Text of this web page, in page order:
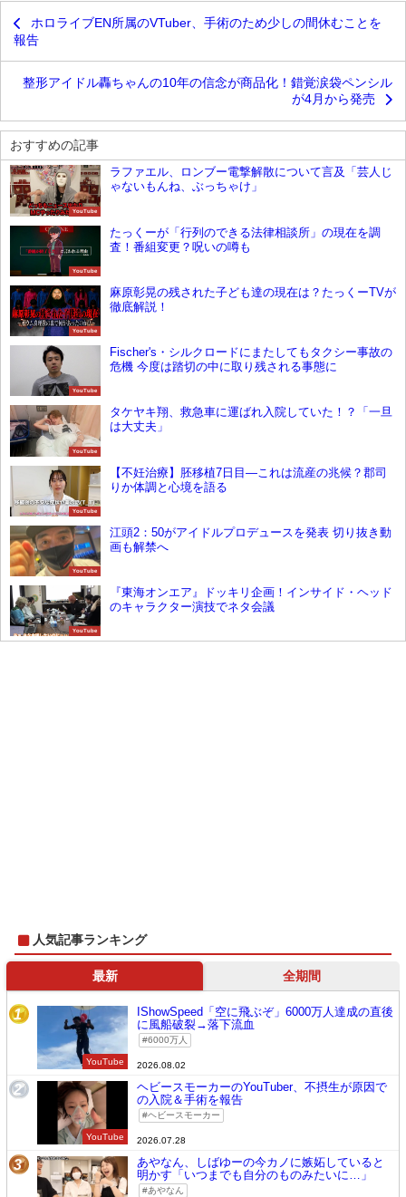
ホロライブEN所属のVTuber、手術のため少しの間休むことを
報告
整形アイドル轟ちゃんの10年の信念が商品化！錯覚涙袋ペンシル
が4月から発売
おすすめの記事
YouTube
ラファエル、ロンブー電撃解散について言及「芸人じ
ゃないもんね、ぶっちゃけ」
YouTube
たっくーが「行列のできる法律相談所」の現在を調
査！番組変更？呪いの噂も
YouTube
麻原彰晃の残された子ども達の現在は？たっくーTVが
徹底解説！
YouTube
Fischer's・シルクロードにまたしてもタクシー事故の
危機 今度は踏切の中に取り残される事態に
YouTube
タケヤキ翔、救急車に運ばれ入院していた！？「一旦
は大丈夫」
YouTube
【不妊治療】胚移植7日目―これは流産の兆候？郡司
りか体調と心境を語る
YouTube
江頭2：50がアイドルプロデュースを発表 切り抜き動
画も解禁へ
YouTube
『東海オンエア』ドッキリ企画！インサイド・ヘッド
のキャラクター演技でネタ会議
人気記事ランキング
最新 全期間
1
YouTube
IShowSpeed「空に飛ぶぞ」6000万人達成の直後
に風船破裂→落下流血
6000万人
2026.08.02
2
YouTube
ヘビースモーカーのYouTuber、不摂生が原因で
の入院＆手術を報告
ヘビースモーカー
2026.07.28
3
あやなん、しばゆーの今カノに嫉妬していると
明かす「いつまでも自分のものみたいに…」
あやなん